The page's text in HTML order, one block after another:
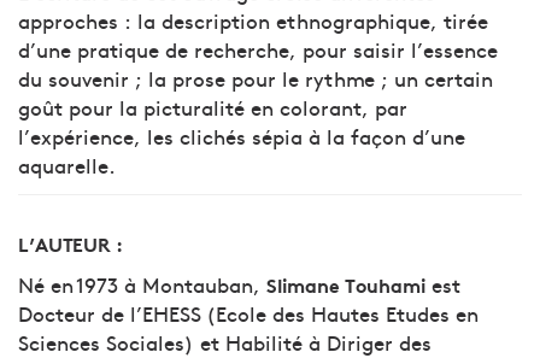
approches : la description ethnographique, tirée
d’une pratique de recherche, pour saisir l’essence
du souvenir ; la prose pour le rythme ; un certain
goût pour la picturalité en colorant, par
l’expérience, les clichés sépia à la façon d’une
aquarelle.
L’AUTEUR :
Né en 1973 à Montauban, Slimane Touhami est
Docteur de l’EHESS (Ecole des Hautes Etudes en
Sciences Sociales) et Habilité à Diriger des